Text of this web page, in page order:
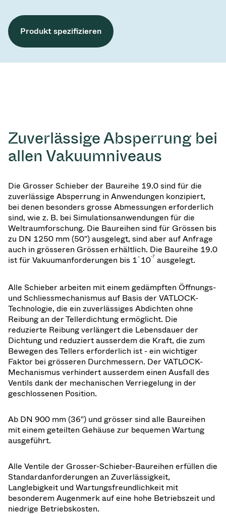
Produkt spezifizieren
Zuverlässige Absperrung bei
allen Vakuumniveaus
Die Grosser Schieber der Baureihe 19.0 sind für die
zuverlässige Absperrung in Anwendungen konzipiert,
bei denen besonders grosse Abmessungen erforderlich
sind, wie z. B. bei Simulationsanwendungen für die
Weltraumforschung. Die Baureihen sind für Grössen bis
zu DN 1250 mm (50") ausgelegt, sind aber auf Anfrage
auch in grösseren Grössen erhältlich. Die Baureihe 19.0
ist für Vakuumanforderungen bis 1 ₓ 10-7 ausgelegt.
Alle Schieber arbeiten mit einem gedämpften Öffnungs-
und Schliessmechanismus auf Basis der VATLOCK-
Technologie, die ein zuverlässiges Abdichten ohne
Reibung an der Tellerdichtung ermöglicht. Die
reduzierte Reibung verlängert die Lebensdauer der
Dichtung und reduziert ausserdem die Kraft, die zum
Bewegen des Tellers erforderlich ist - ein wichtiger
Faktor bei grösseren Durchmessern. Der VATLOCK-
Mechanismus verhindert ausserdem einen Ausfall des
Ventils dank der mechanischen Verriegelung in der
geschlossenen Position.
Ab DN 900 mm (36") und grösser sind alle Baureihen
mit einem geteilten Gehäuse zur bequemen Wartung
ausgeführt.
Alle Ventile der Grosser-Schieber-Baureihen erfüllen die
Standardanforderungen an Zuverlässigkeit,
Langlebigkeit und Wartungsfreundlichkeit mit
besonderem Augenmerk auf eine hohe Betriebszeit und
niedrige Betriebskosten.